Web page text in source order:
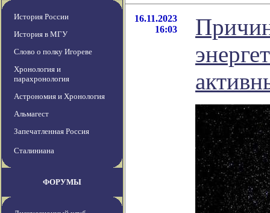
История России
История в МГУ
Слово о полку Игореве
Хронология и
парахронология
Астрономия и Хронология
Альмагест
Запечатленная Россия
Сталиниана
ФОРУМЫ
16.11.2023
16:03